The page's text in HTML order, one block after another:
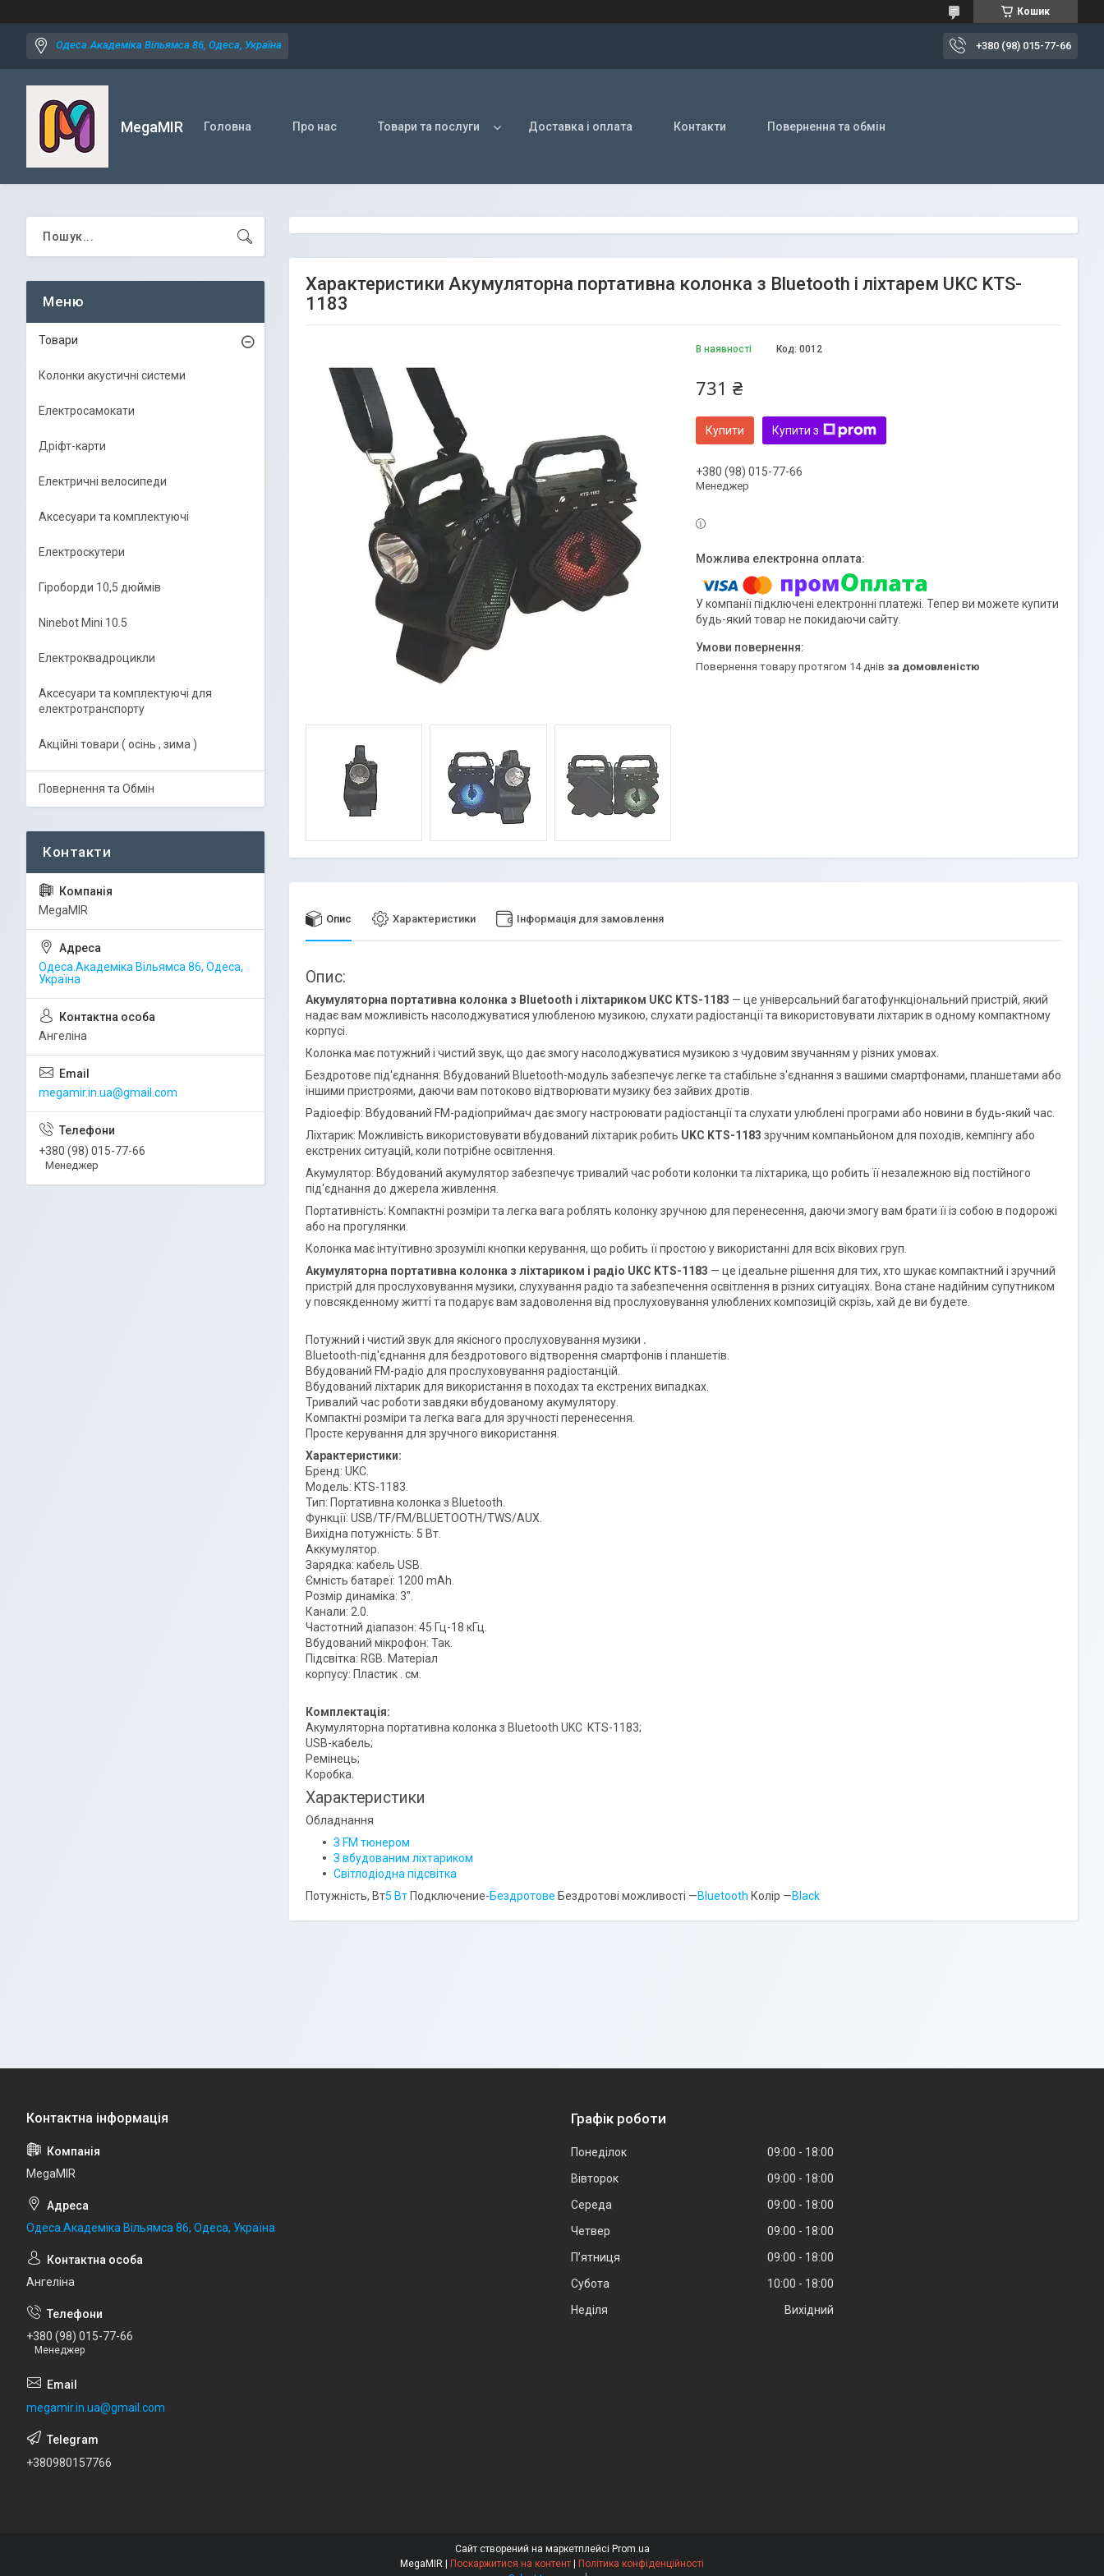
Кошик
Одеса.Академіка Вільямса 86, Одеса, Україна +380 (98) 015-77-66
MegaMIR Головна Про нас Товари та послуги Доставка і оплата Контакти Повернення та обмін
Характеристики Акумуляторна портативна колонка з Bluetooth і ліхтарем UKC KTS-
1183
В наявності Код: 0012
731 ₴
Купити Купити з
+380 (98) 015-77-66
Менеджер
У компанії підключені електронні платежі. Тепер ви можете купити
будь-який товар не покидаючи сайту.
повернення товару протягом 14 днів за домовленістю
Опис Характеристики Інформація для замовлення
Опис:
Акумуляторна портативна колонка з Bluetooth і ліхтариком UKC KTS-1183 — це універсальний багатофункціональний пристрій, який
надає вам можливість насолоджуватися улюбленою музикою, слухати радіостанції та використовувати ліхтарик в одному компактному
корпусі.
Колонка має потужний і чистий звук, що дає змогу насолоджуватися музикою з чудовим звучанням у різних умовах.
Бездротове під'єднання: Вбудований Bluetooth-модуль забезпечує легке та стабільне з'єднання з вашими смартфонами, планшетами або
іншими пристроями, даючи вам потоково відтворювати музику без зайвих дротів.
Радіоефір: Вбудований FM-радіоприймач дає змогу настроювати радіостанції та слухати улюблені програми або новини в будь-який час.
Ліхтарик: Можливість використовувати вбудований ліхтарик робить UKC KTS-1183 зручним компаньйоном для походів, кемпінгу або
екстрених ситуацій, коли потрібне освітлення.
Акумулятор: Вбудований акумулятор забезпечує тривалий час роботи колонки та ліхтарика, що робить її незалежною від постійного
під'єднання до джерела живлення.
Портативність: Компактні розміри та легка вага роблять колонку зручною для перенесення, даючи змогу вам брати її із собою в подорожі
або на прогулянки.
Колонка має інтуїтивно зрозумілі кнопки керування, що робить її простою у використанні для всіх вікових груп.
Акумуляторна портативна колонка з ліхтариком і радіо UKC KTS-1183 — це ідеальне рішення для тих, хто шукає компактний і зручний
пристрій для прослуховування музики, слухування радіо та забезпечення освітлення в різних ситуаціях. Вона стане надійним супутником
у повсякденному житті та подарує вам задоволення від прослуховування улюблених композицій скрізь, хай де ви будете.
Потужний і чистий звук для якісного прослуховування музики .
Bluetooth-під'єднання для бездротового відтворення смартфонів і планшетів.
Вбудований FM-радіо для прослуховування радіостанцій.
Вбудований ліхтарик для використання в походах та екстрених випадках.
Тривалий час роботи завдяки вбудованому акумулятору.
Компактні розміри та легка вага для зручності перенесення.
Просте керування для зручного використання.
Характеристики:
Бренд: UKC.
Модель: KTS-1183.
Тип: Портативна колонка з Bluetooth.
Функції: USB/TF/FM/BLUETOOTH/TWS/AUX.
Вихідна потужність: 5 Вт.
Аккумулятор.
Зарядка: кабель USB.
Ємність батареї: 1200 mAh.
Розмір динаміка: 3".
Канали: 2.0.
Частотний діапазон: 45 Гц-18 кГц.
Вбудований мікрофон: Так.
Підсвітка: RGB. Матеріал
корпусу: Пластик . см.
Комплектація:
Акумуляторна портативна колонка з Bluetooth UKC KTS-1183;
USB-кабель;
Ремінець;
Коробка.
Характеристики
Обладнання
З FM тюнером
З вбудованим ліхтариком
Світлодіодна підсвітка
Потужність, Вт5 Вт Подключение-Бездротове Бездротові можливості —Bluetooth Колір —Black
Товари
Колонки акустичні системи
Електросамокати
Дріфт-карти
Електричні велосипеди
Аксесуари та комплектуючі
Електроскутери
Гіроборди 10,5 дюймів
Ninebot Mini 10.5
Електроквадроцикли
Аксесуари та комплектуючі для
електротранспорту
Акційні товари ( осінь , зима )
Повернення та Обмін
MegaMIR
Одеса.Академіка Вільямса 86, Одеса,
Україна
Ангеліна
megamir.in.ua@gmail.com
+380 (98) 015-77-66
Менеджер
MegaMIR
Одеса.Академіка Вільямса 86, Одеса, Україна
Ангеліна
+380 (98) 015-77-66
Менеджер
megamir.in.ua@gmail.com
+380980157766
Графік роботи
Понеділок 09:00
18:00
Вівторок
09:00
18:00
Середа
09:00
18:00
Четвер
09:00
18:00
Пʼятниця
09:00
18:00
Субота
10:00
18:00
Неділя
Вихідний
Сайт створений на маркетплейсі Prom.ua
MegaMIR | Поскаржитися на контент | Політика конфіденційності